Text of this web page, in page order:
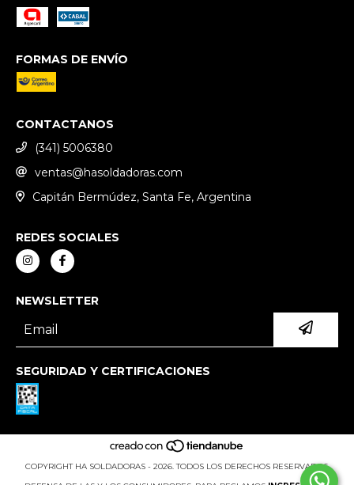
FORMAS DE ENVÍO
CONTACTANOS
(341) 5006380
ventas@hasoldadoras.com
Capitán Bermúdez, Santa Fe, Argentina
REDES SOCIALES
NEWSLETTER
SEGURIDAD Y CERTIFICACIONES
COPYRIGHT HA SOLDADORAS - 2026. TODOS LOS DERECHOS RESERVADOS.